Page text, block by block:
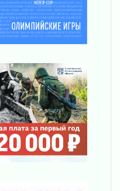
в Кировском
почетных
жизни»